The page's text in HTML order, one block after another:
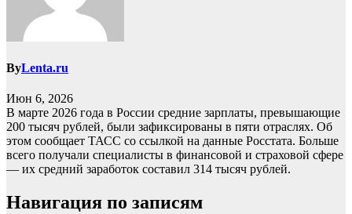
ByLenta.ru
Июн 6, 2026
В марте 2026 года в России средние зарплаты, превышающие
200 тысяч рублей, были зафиксированы в пяти отраслях. Об
этом сообщает ТАСС со ссылкой на данные Росстата. Больше
всего получали специалисты в финансовой и страховой сфере
— их средний заработок составил 314 тысяч рублей.
Навигация по записям